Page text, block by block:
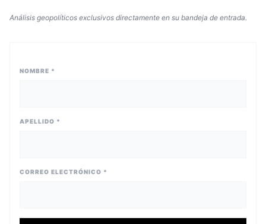
Análisis geopolíticos exclusivos directamente en su bandeja de entrada.
NOMBRE *
APELLIDO *
CORREO ELECTRÓNICO *